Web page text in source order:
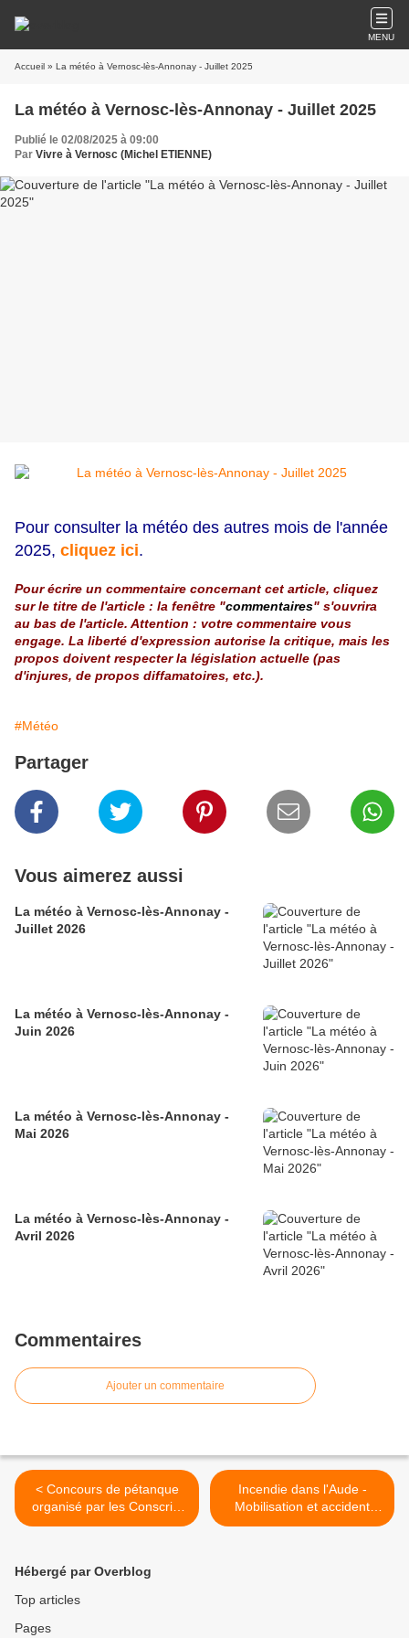
MENU
Accueil » La météo à Vernosc-lès-Annonay - Juillet 2025
La météo à Vernosc-lès-Annonay - Juillet 2025
Publié le 02/08/2025 à 09:00
Par Vivre à Vernosc (Michel ETIENNE)
Pour consulter la météo des autres mois de l'année
2025, cliquez ici.
Pour écrire un commentaire concernant cet article, cliquez
sur le titre de l'article : la fenêtre "commentaires" s'ouvrira
au bas de l'article. Attention : votre commentaire vous
engage. La liberté d'expression autorise la critique, mais les
propos doivent respecter la législation actuelle (pas
d'injures, de propos diffamatoires, etc.).
#Météo
Partager
Vous aimerez aussi
La météo à Vernosc-lès-Annonay -
Juillet 2026
La météo à Vernosc-lès-Annonay -
Juin 2026
La météo à Vernosc-lès-Annonay -
Mai 2026
La météo à Vernosc-lès-Annonay -
Avril 2026
Commentaires
Ajouter un commentaire
< Concours de pétanque
organisé par les Conscrits
2027 de Vernosc-lès-
Incendie dans l'Aude -
Mobilisation et accident
tragique >
Hébergé par Overblog
Top articles
Pages